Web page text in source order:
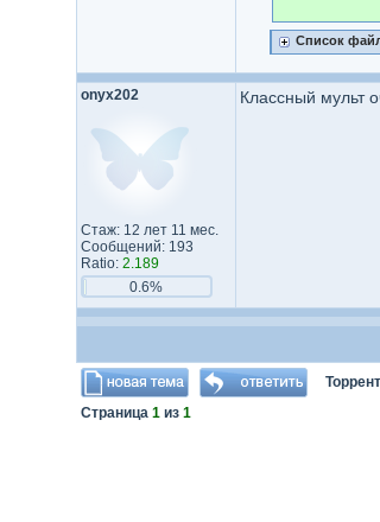
Список
onyx202
Стаж: 12 лет 11 мес.
Сообщений: 193
Ratio: 2.189
0.6%
Классный мульт
Страница 1из 1